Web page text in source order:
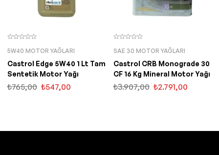
5W40 MOTOR YAĞLARI
Castrol Edge 5W40 1 Lt Tam
Sentetik Motor Yağı
₺765,00 ₺547,00
SAE 30 MOTOR YAĞLARI
Castrol CRB Monograde 30
CF 16 Kg Mineral Motor Yağı
₺3.907,00 ₺2.791,00